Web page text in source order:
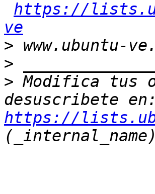
https://
ve
>
>
> Modifica tus
https://